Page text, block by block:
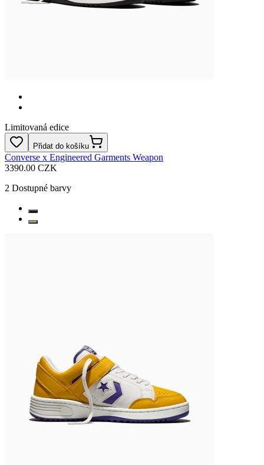
Limitovaná edice
Přidat do košíku
Converse x Engineered Garments Weapon
3390.00 CZK
2 Dostupné barvy